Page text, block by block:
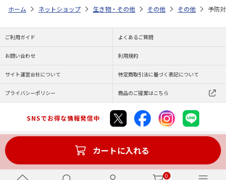
0
カートに入れる
ホーム ネットショップ 生き物・その他 その他 その他 予防
ご利用ガイド よくあるご質問
お問い合わせ 利用規約
サイト運営会社について 特定商取引法に基づく表記について
プライバシーポリシー 商品のご提案はこちら
SNSでお得な情報発信中